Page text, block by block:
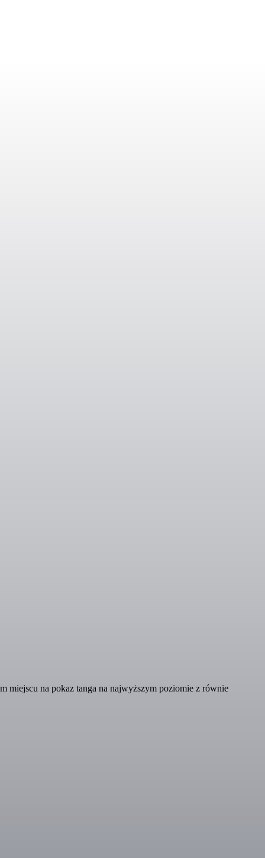
miejscu na pokaz tanga na najwyższym poziomie z równie